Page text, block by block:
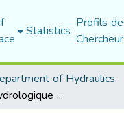
Statistics Profils
of Hydraulics
ModéIisation hydrologique pluie-débit du bassin versant Oued LABIOI) par logiciel HEC-HMS